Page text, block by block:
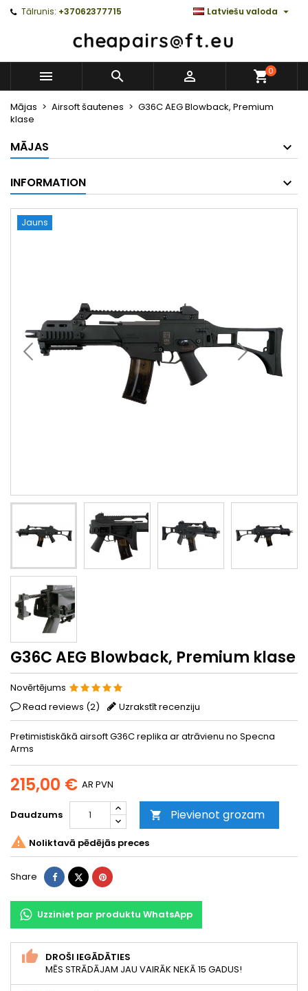
Tālrunis: +37062377715 Latviešu valoda 
   0
Mājas Airsoft šautenes
G36C AEG Blowback, Premium
klase
MĀJAS
INFORMATION
Jauns
G36C AEG Blowback, Premium klase
Novērtējums
Read reviews (2) Uzrakstīt recenziju
Pretimistiskākā airsoft G36C replika ar atrāvienu no Specna
Arms
215,00 € AR PVN
Daudzums  Pievienot grozam
 Noliktavā pēdējās preces
Share ShareTweetPinterest
Uzziniet par produktu WhatsApp
DROŠI IEGĀDĀTIES
MĒS STRĀDĀJAM JAU VAIRĀK NEKĀ 15 GADUS!